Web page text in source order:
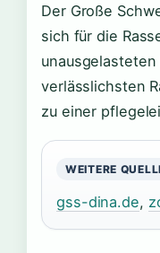
Der Große
sich für die
verlässlichsten
zu einer
WEITERE
gss-dina.de,